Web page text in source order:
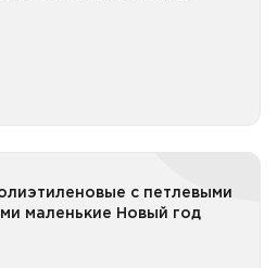
с петлевыми
маленькие Новый год
с петлевыми ручками
маленькие Новый год